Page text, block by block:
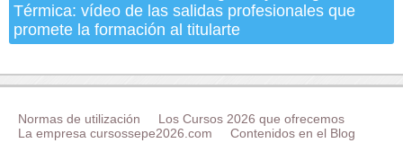
Térmica: vídeo de las salidas profesionales que
promete la formación al titularte
Normas de utilización
Los Cursos 2026 que ofrecemos
La empresa cursossepe2026.com
Contenidos en el Blog